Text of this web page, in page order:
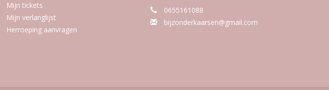
Mijn tickets
Mijn verlanglijst
Herroeping aanvragen
0655161088
bijzonderkaarsen@gmail.com